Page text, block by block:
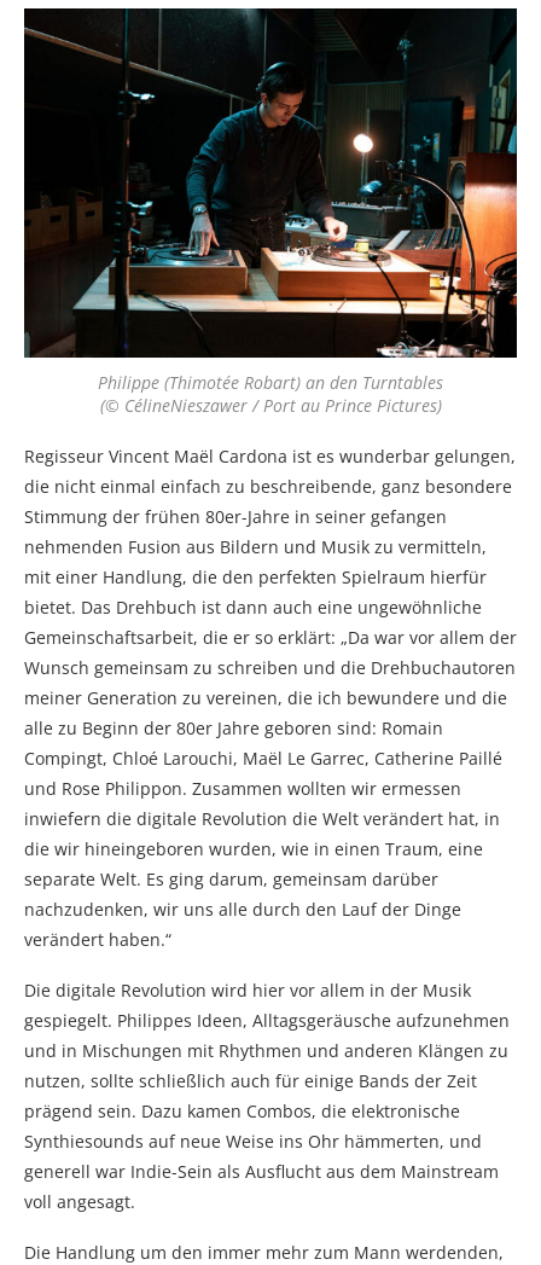
Philippe (Thimotée Robart) an den Turntables
(© CélineNieszawer / Port au Prince Pictures)
Regisseur Vincent Maël Cardona ist es wunderbar gelungen,
die nicht einmal einfach zu beschreibende, ganz besondere
Stimmung der frühen 80er-Jahre in seiner gefangen
nehmenden Fusion aus Bildern und Musik zu vermitteln,
mit einer Handlung, die den perfekten Spielraum hierfür
bietet. Das Drehbuch ist dann auch eine ungewöhnliche
Gemeinschaftsarbeit, die er so erklärt: „Da war vor allem der
Wunsch gemeinsam zu schreiben und die Drehbuchautoren
meiner Generation zu vereinen, die ich bewundere und die
alle zu Beginn der 80er Jahre geboren sind: Romain
Compingt, Chloé Larouchi, Maël Le Garrec, Catherine Paillé
und Rose Philippon. Zusammen wollten wir ermessen
inwiefern die digitale Revolution die Welt verändert hat, in
die wir hineingeboren wurden, wie in einen Traum, eine
separate Welt. Es ging darum, gemeinsam darüber
nachzudenken, wir uns alle durch den Lauf der Dinge
verändert haben.“
Die digitale Revolution wird hier vor allem in der Musik
gespiegelt. Philippes Ideen, Alltagsgeräusche aufzunehmen
und in Mischungen mit Rhythmen und anderen Klängen zu
nutzen, sollte schließlich auch für einige Bands der Zeit
prägend sein. Dazu kamen Combos, die elektronische
Synthiesounds auf neue Weise ins Ohr hämmerten, und
generell war Indie-Sein als Ausflucht aus dem Mainstream
voll angesagt.
Die Handlung um den immer mehr zum Mann werdenden,